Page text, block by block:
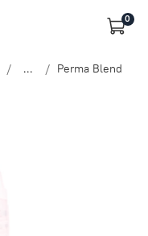
0
... Perma Blend